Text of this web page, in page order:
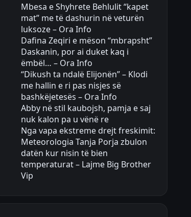
Mbesa e Shyhrete Behlulit “kapet
mat” me të dashurin në veturën
luksoze – Ora Info
Dafina Zeqiri e mëson “mbrapsht”
Daskanin, por ai duket kaq i
ëmbël… – Ora Info
“Dikush ta ndalë Elijonën” – Klodi
me hallin e ri pas nisjes së
bashkëjetesës – Ora Info
Abby në stil kaubojsh, pamja e saj
nuk kalon pa u vënë re
Nga vapa ekstreme drejt freskimit:
Meteorologia Tanja Porja zbulon
datën kur nisin të bien
temperaturat – Lajme Big Brother
Vip